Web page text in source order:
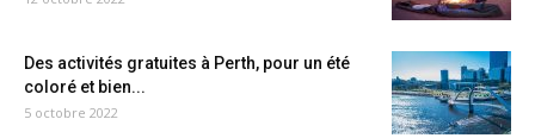
Des activités gratuites à Perth, pour un été
coloré et bien...
5 octobre 2022